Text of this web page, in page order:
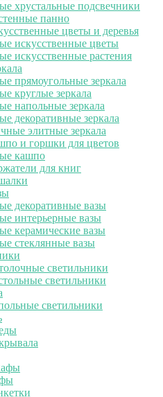
хрустальные подсвечники
панно
цветы и деревья
искусственные цветы
искусственные растения
прямоугольные зеркала
круглые зеркала
напольные зеркала
декоративные зеркала
элитные зеркала
и горшки для цветов
кашпо
для книг
декоративные вазы
интерьерные вазы
керамические вазы
стеклянные вазы
светильники
светильники
светильники